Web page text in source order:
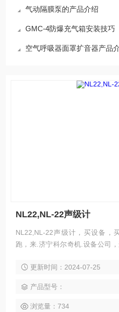
气动隔膜泵的产品介绍
GMC-4防爆充气箱安装技巧
空气呼吸器面罩扩音器产品
NL22,NL-22声级计
NL22,NL-22声级计，买设备，
跑，来.济宁科尔奇机.设备公司
克，可测Lp、Leq、Le、Lmax
要，可以同时测量及显示几个感
大
更新时间：2024-07-25
产品型号：
浏览量：734